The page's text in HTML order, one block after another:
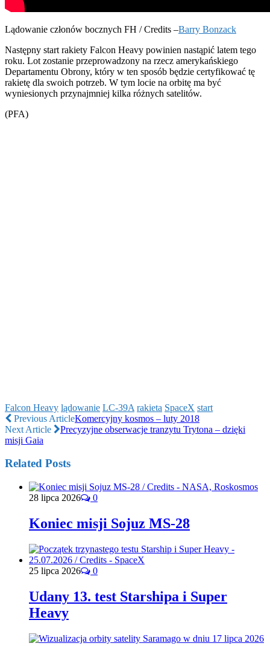
Lądowanie członów bocznych FH / Credits –Barry Bonzack
Następny start rakiety Falcon Heavy powinien nastąpić latem tego
roku. Lot zostanie przeprowadzony na rzecz amerykańskiego
Departamentu Obrony, który w ten sposób będzie certyfikować tę
rakietę dla swoich potrzeb. W tym locie na orbitę ma być
wyniesionych przynajmniej kilka różnych satelitów.
(PFA)
Falcon Heavy lądowanie LC-39A rakieta SpaceX start
Previous ArticleKomercyjny kosmos – luty 2018
Next Article
Precyzyjne obserwacje tranzytu Trytona – dzięki
misji Gaia
Related Posts
28 lipca 2026 0
Koniec misji Sojuz MS-28
25 lipca 2026 0
Udany 13. test Starshipa i Super
Heavy